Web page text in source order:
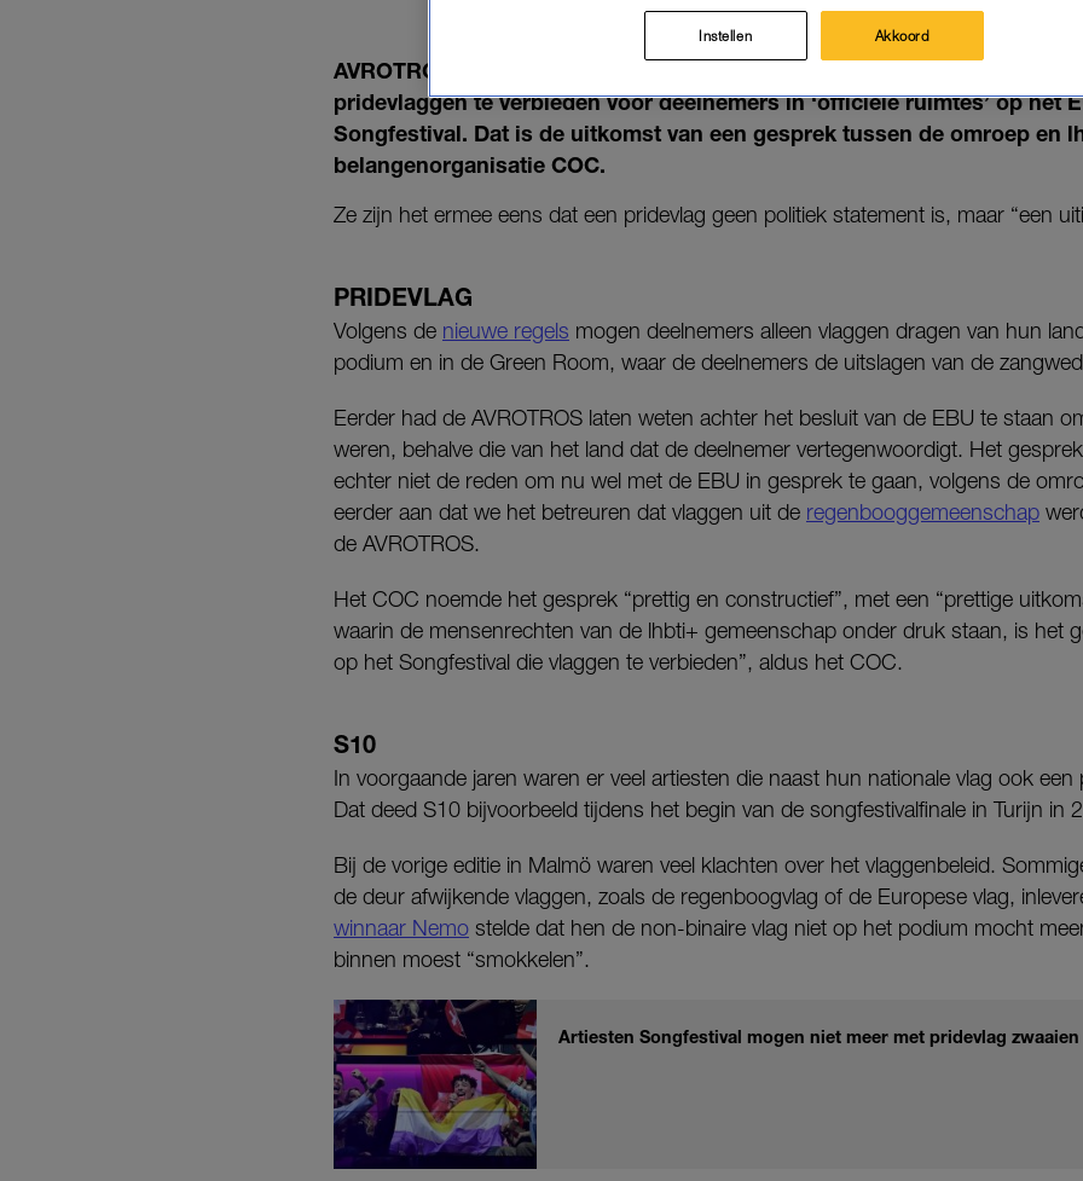
01-05-2025 | STERRE REKERS
AVROTROS maakt bezwaar tegen het besluit van de European
pridevlaggen te verbieden voor deelnemers in ‘officiële ruimtes’ op het
Songfestival. Dat is de uitkomst van een gesprek tussen de omroep en
belangenorganisatie COC.
Ze zijn het ermee eens dat een pridevlag geen politiek statement is, maar “een
PRIDEVLAG
Volgens de nieuwe regels mogen deelnemers alleen vlaggen dragen van hun
podium en in de Green Room, waar de deelnemers de uitslagen van de
Eerder had de AVROTROS laten weten achter het besluit van de EBU te staan
weren, behalve die van het land dat de deelnemer vertegenwoordigt. Het
echter niet de reden om nu wel met de EBU in gesprek te gaan, volgens de
eerder aan dat we het betreuren dat vlaggen uit de regenbooggemeenschap
de AVROTROS.
Het COC noemde het gesprek “prettig en constructief”, met een “prettige
waarin de mensenrechten van de lhbti+ gemeenschap onder druk staan, is het
op het Songfestival die vlaggen te verbieden”, aldus het COC.
S10
In voorgaande jaren waren er veel artiesten die naast hun nationale vlag ook
Dat deed S10 bijvoorbeeld tijdens het begin van de songfestivalfinale in Turijn in
Bij de vorige editie in Malmö waren veel klachten over het vlaggenbeleid.
de deur afwijkende vlaggen, zoals de regenboogvlag of de Europese vlag,
winnaar Nemo stelde dat hen de non-binaire vlag niet op het podium mocht
binnen moest “smokkelen”.
Artiesten Songfestival mogen niet meer met pridevlag zwaaien
Instellen Akkoord